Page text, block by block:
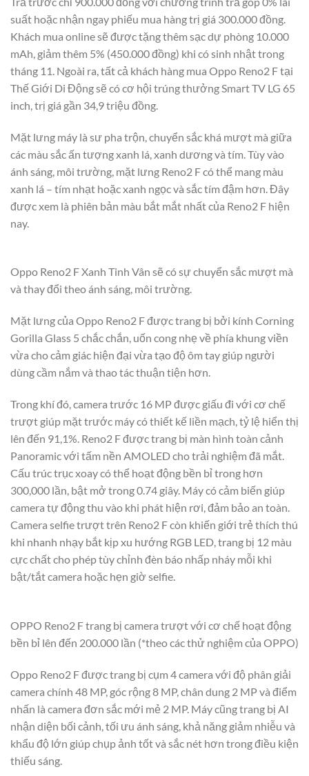
suất hoặc nhận ngay phiếu mua hàng trị giá 300.000 đồng.
Khách mua online sẽ được tặng thêm sạc dự phòng 10.000
mAh, giảm thêm 5% (450.000 đồng) khi có sinh nhật trong
tháng 11. Ngoài ra, tất cả khách hàng mua Oppo Reno2 F tại
Thế Giới Di Động sẽ có cơ hội trúng thưởng Smart TV LG 65
inch, trị giá gần 34,9 triệu đồng.
Mặt lưng máy là sư pha trộn, chuyển sắc khá mượt mà giữa
các màu sắc ấn tượng xanh lá, xanh dương và tím. Tùy vào
ánh sáng, môi trường, mặt lưng Reno2 F có thể mang màu
xanh lá – tím nhạt hoặc xanh ngọc và sắc tím đậm hơn. Đây
được xem là phiên bản màu bắt mắt nhất của Reno2 F hiện
nay.
Oppo Reno2 F Xanh Tinh Vân sẽ có sự chuyển sắc mượt mà
và thay đổi theo ánh sáng, môi trường.
Mặt lưng của Oppo Reno2 F được trang bị bởi kính Corning
Gorilla Glass 5 chắc chắn, uốn cong nhẹ về phía khung viền
vừa cho cảm giác hiện đại vừa tạo độ ôm tay giúp người
dùng cầm nắm và thao tác thuận tiện hơn.
Trong khí đó, camera trước 16 MP được giấu đi với cơ chế
trượt giúp mặt trước máy có thiết kế liền mạch, tỷ lệ hiển thị
lên đến 91,1%. Reno2 F được trang bị màn hình toàn cảnh
Panoramic với tấm nền AMOLED cho trải nghiệm đã mắt.
Cấu trúc trục xoay có thể hoạt động bền bỉ trong hơn
300,000 lần, bật mở trong 0.74 giây. Máy có cảm biến giúp
camera tự động thu vào khi phát hiện rơi, đảm bảo an toàn.
Camera selfie trượt trên Reno2 F còn khiến giới trẻ thích thú
khi nhanh nhạy bắt kịp xu hướng RGB LED, trang bị 12 màu
cực chất cho phép tùy chỉnh đèn báo nhấp nháy mỗi khi
bật/tắt camera hoặc hẹn giờ selfie.
OPPO Reno2 F trang bị camera trượt với cơ chế hoạt động
bền bỉ lên đến 200.000 lần (*theo các thử nghiệm của OPPO)
Oppo Reno2 F được trang bị cụm 4 camera với độ phân giải
camera chính 48 MP, góc rộng 8 MP, chân dung 2 MP và điểm
nhấn là camera đơn sắc mới mẻ 2 MP. Máy cũng trang bị AI
nhận diện bối cảnh, tối ưu ánh sáng, khả năng giảm nhiễu và
khẩu độ lớn giúp chụp ảnh tốt và sắc nét hơn trong điều kiện
thiếu sáng.